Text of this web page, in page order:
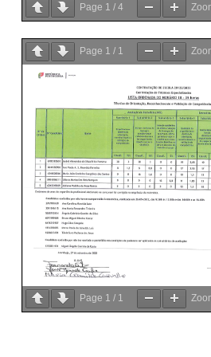
Page 1 / 4
Page 1 / 1
Page 1 / 1